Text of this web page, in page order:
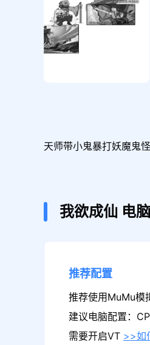
天师带小鬼暴打妖魔鬼
我欲成仙 电
推荐配置
推荐使用MuMu模
建议电脑配置：
需要开启VT >>如